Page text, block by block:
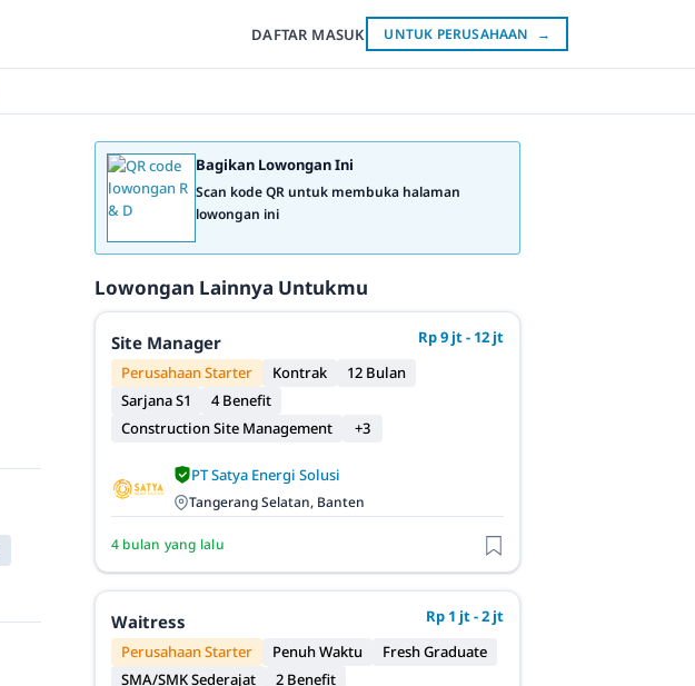
DAFTAR MASUK UNTUK PERUSAHAAN →
Bagikan Lowongan Ini
Scan kode QR untuk membuka halaman
lowongan ini
Lowongan Lainnya Untukmu
Site Manager
Rp 9 jt - 12 jt
Perusahaan Starter
Kontrak
12 Bulan
Sarjana S1
4 Benefit
Construction Site Management
+3
PT Satya Energi Solusi
Tangerang Selatan, Banten
4 bulan yang lalu
Waitress
Rp 1 jt - 2 jt
Perusahaan Starter
Penuh Waktu
Fresh Graduate
SMA/SMK Sederajat
2 Benefit